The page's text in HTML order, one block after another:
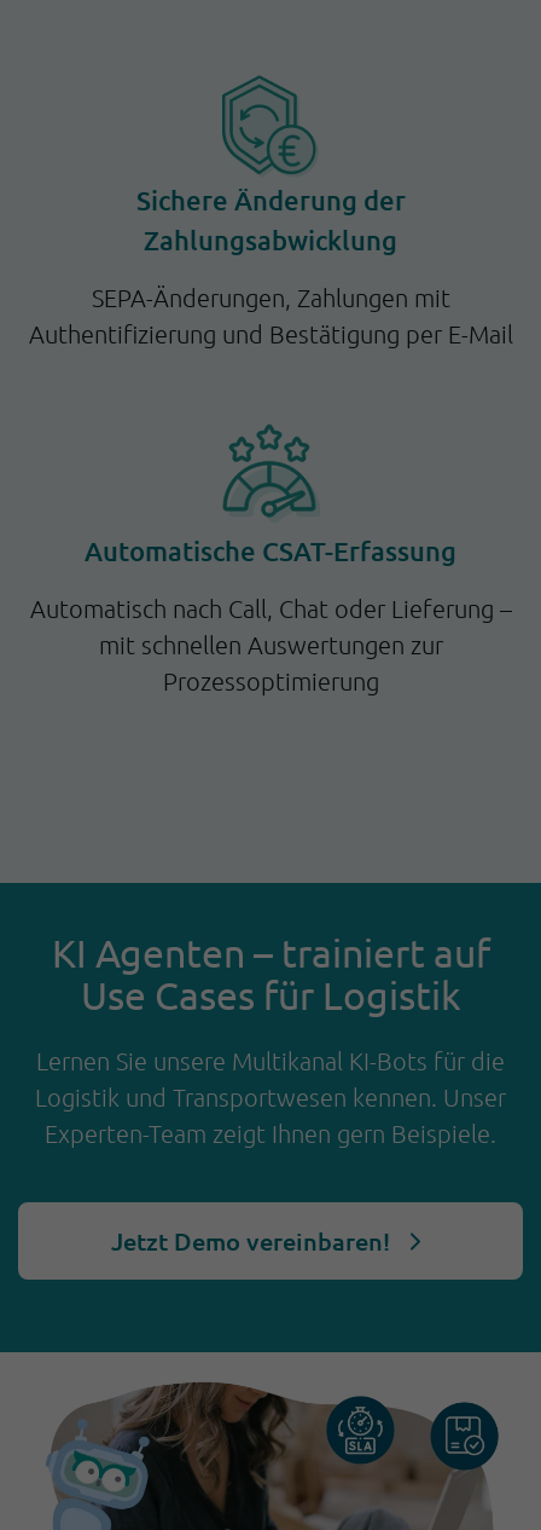
Sichere Änderung der
Zahlungsabwicklung
SEPA-Änderungen, Zahlungen mit
Authentifizierung und Bestätigung per E-Mail
Automatische CSAT-Erfassung
Automatisch nach Call, Chat oder Lieferung –
mit schnellen Auswertungen zur
Prozessoptimierung
KI Agenten – trainiert auf
Use Cases für Logistik
Lernen Sie unsere Multikanal KI-Bots für die
Logistik und Transportwesen kennen. Unser
Experten-Team zeigt Ihnen gern Beispiele.
Jetzt Demo vereinbaren!